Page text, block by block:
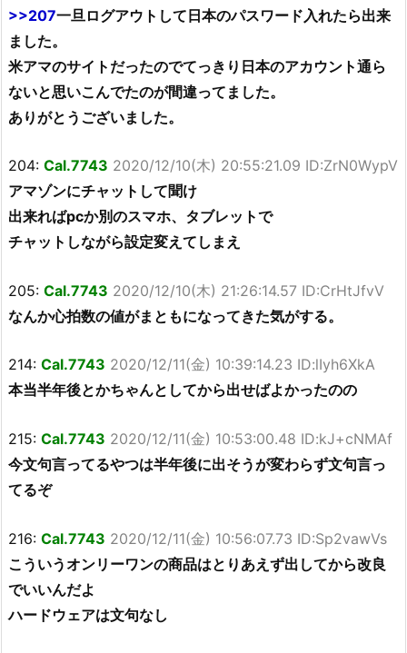
>>207一旦ログアウトして日本のパスワード入れたら出来
ました。
米アマのサイトだったのでてっきり日本のアカウント通ら
ないと思いこんでたのが間違ってました。
ありがとうございました。
204: Cal.7743 2020/12/10(木) 20:55:21.09 ID:ZrN0WypV
アマゾンにチャットして聞け
出来ればpcか別のスマホ、タブレットで
チャットしながら設定変えてしまえ
205: Cal.7743 2020/12/10(木) 21:26:14.57 ID:CrHtJfvV
なんか心拍数の値がまともになってきた気がする。
214: Cal.7743 2020/12/11(金) 10:39:14.23 ID:lIyh6XkA
本当半年後とかちゃんとしてから出せばよかったのの
215: Cal.7743 2020/12/11(金) 10:53:00.48 ID:kJ+cNMAf
今文句言ってるやつは半年後に出そうが変わらず文句言っ
てるぞ
216: Cal.7743 2020/12/11(金) 10:56:07.73 ID:Sp2vawVs
こういうオンリーワンの商品はとりあえず出してから改良
でいいんだよ
ハードウェアは文句なし